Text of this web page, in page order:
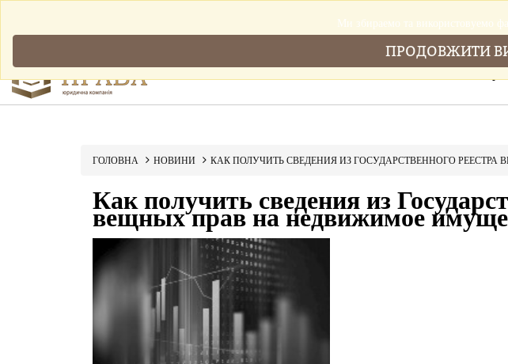
Головна
ГОЛОВНА НОВИНИ КАК ПОЛУЧИТЬ СВЕДЕНИЯ ИЗ ГОСУДАРСТВЕННОГО
Как получить сведения из
вещных прав на недвижимое
Ми збираемо та використовуемо
ПРОДОВЖИТИ